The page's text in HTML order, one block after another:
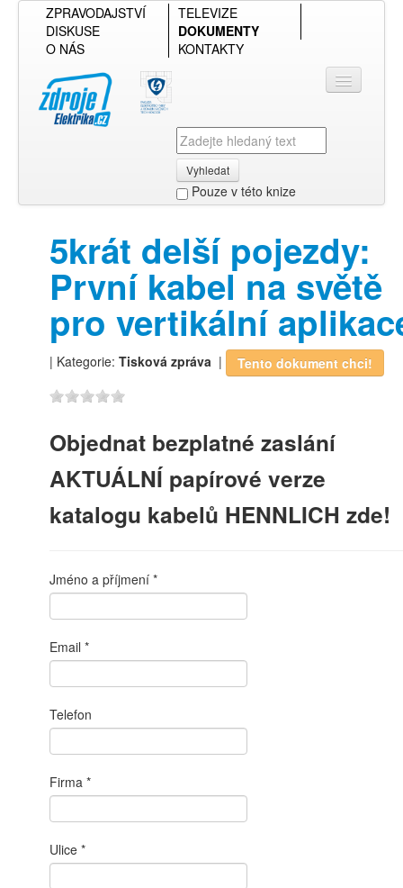
ZPRAVODAJSTVÍ
TELEVIZE
DISKUSE
DOKUMENTY
O NÁS
KONTAKTY
Vyhledat
Pouze v této knize
Přehled podle firmy
Přehled podle obsahu
5krát delší pojezdy:
První kabel na světě
pro vertikální
| Kategorie: Tisková zpráva | Tento dokument chci!
Objednat bezplatné zaslání
AKTUÁLNÍ papírové verze
katalogu kabelů HENNLICH zde!
Jméno a příjmení
Email
Telefon
Firma
Ulice